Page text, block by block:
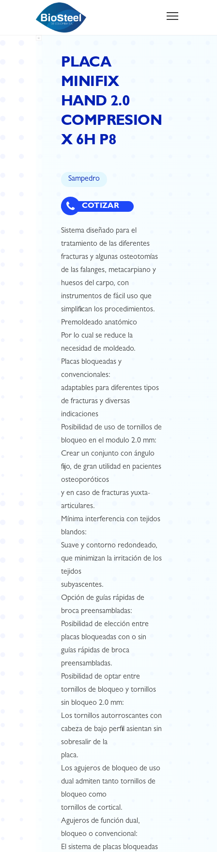
PLACA
MINIFIX
HAND 2.0
COMPRESION
X 6H P8
Sampedro
COTIZAR
Sistema diseñado para el
tratamiento de las diferentes
fracturas y algunas osteotomías
de las falanges, metacarpiano y
huesos del carpo, con
instrumentos de fácil uso que
simplifican los procedimientos.
Premoldeado anatómico
Por lo cual se reduce la
necesidad de moldeado.
Placas bloqueadas y
convencionales:
adaptables para diferentes tipos
de fracturas y diversas
indicaciones
Posibilidad de uso de tornillos de
bloqueo en el modulo 2.0 mm:
Crear un conjunto con ángulo
fijo, de gran utilidad en pacientes
osteoporóticos
y en caso de fracturas yuxta-
articulares.
Mínima interferencia con tejidos
blandos:
Suave y contorno redondeado,
que minimizan la irritación de los
tejidos
subyascentes.
Opción de guías rápidas de
broca preensambladas:
Posibilidad de elección entre
placas bloqueadas con o sin
guías rápidas de broca
preensambladas.
Posibilidad de optar entre
tornillos de bloqueo y tornillos
sin bloqueo 2.0 mm:
Los tornillos autorroscantes con
cabeza de bajo perfil asientan sin
sobresalir de la
placa.
Los agujeros de bloqueo de uso
dual admiten tanto tornillos de
bloqueo como
tornillos de cortical.
Agujeros de función dual,
bloqueo o convencional:
El sistema de placas bloqueadas